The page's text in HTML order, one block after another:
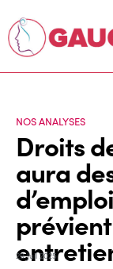
NOS ANALYSES
Droits
aura
29 Juil 2025